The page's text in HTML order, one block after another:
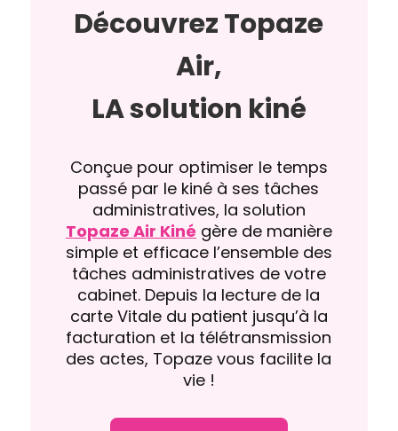
Découvrez Topaze
Air,
LA solution kiné
Conçue pour optimiser le temps
passé par le kiné à ses tâches
administratives, la solution
Topaze Air Kiné gère de manière
simple et efficace l’ensemble des
tâches administratives de votre
cabinet. Depuis la lecture de la
carte Vitale du patient jusqu’à la
facturation et la télétransmission
des actes, Topaze vous facilite la
vie !